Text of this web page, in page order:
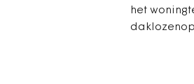
het